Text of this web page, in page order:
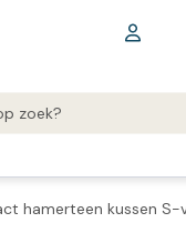
hamerteen kussen S-